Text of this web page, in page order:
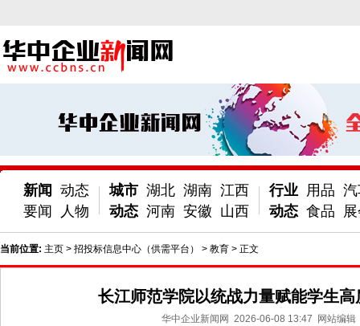
新闻
要闻
动态
人物
城市
动态
湖北 湖南 江西
河南 安徽 山西
行业
动态
用品
食品
当前位置: 主页 > 招投标信息中心（供需平台） > 教育 > 正文
长江师范学院以统战力量赋能学生高
华中企业新闻网 2026-06-08 13:47 网站编辑